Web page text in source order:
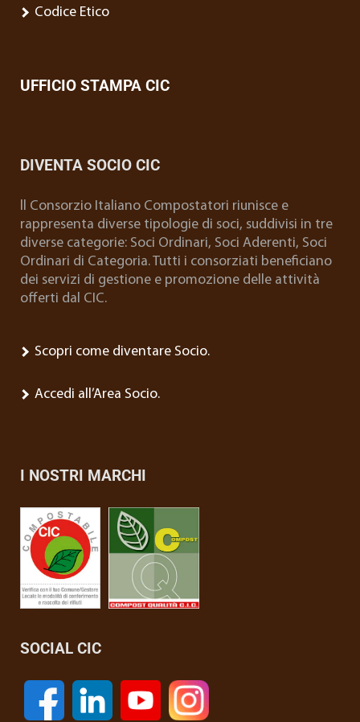
Codice Etico
UFFICIO STAMPA CIC
DIVENTA SOCIO CIC
ll Consorzio Italiano Compostatori riunisce e
rappresenta diverse tipologie di soci, suddivisi in tre
diverse categorie: Soci Ordinari, Soci Aderenti, Soci
Ordinari di Categoria. Tutti i consorziati beneficiano
dei servizi di gestione e promozione delle attività
offerti dal CIC.
Scopri come diventare Socio.
Accedi all’Area Socio.
I NOSTRI MARCHI
SOCIAL CIC